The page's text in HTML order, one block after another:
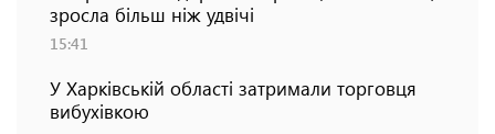
зросла більш ніж удвічі
15:41
У Харківській області затримали торговця
вибухівкою